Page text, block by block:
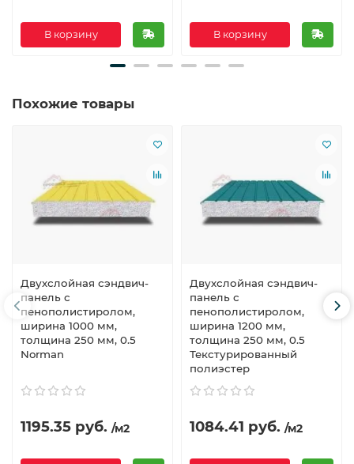
В корзину В корзину
Похожие товары
Двухслойная сэндвич-
панель с
пенополистиролом,
ширина 1000 мм,
толщина 250 мм, 0.5
Norman
1195.35 руб. /м2
Двухслойная сэндвич-
панель с
пенополистиролом,
ширина 1200 мм,
толщина 250 мм, 0.5
Текстурированный
полиэстер
1084.41 руб. /м2